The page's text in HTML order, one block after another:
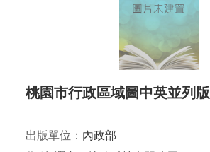
桃園市行政區域圖中英並列版
出版單位： 內政部